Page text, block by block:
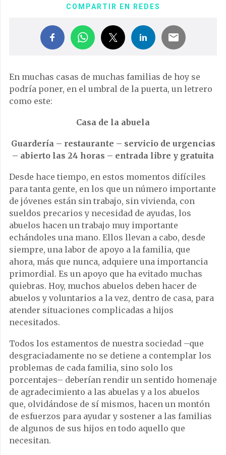
COMPARTIR EN REDES
En muchas casas de muchas familias de hoy se
podría poner, en el umbral de la puerta, un letrero
como este:
Casa de la abuela
Guardería – restaurante – servicio de urgencias
– abierto las 24 horas – entrada libre y gratuita
Desde hace tiempo, en estos momentos difíciles
para tanta gente, en los que un número importante
de jóvenes están sin trabajo, sin vivienda, con
sueldos precarios y necesidad de ayudas, los
abuelos hacen un trabajo muy importante
echándoles una mano. Ellos llevan a cabo, desde
siempre, una labor de apoyo a la familia, que
ahora, más que nunca, adquiere una importancia
primordial. Es un apoyo que ha evitado muchas
quiebras. Hoy, muchos abuelos deben hacer de
abuelos y voluntarios a la vez, dentro de casa, para
atender situaciones complicadas a hijos
necesitados.
Todos los estamentos de nuestra sociedad –que
desgraciadamente no se detiene a contemplar los
problemas de cada familia, sino solo los
porcentajes– deberían rendir un sentido homenaje
de agradecimiento a las abuelas y a los abuelos
que, olvidándose de sí mismos, hacen un montón
de esfuerzos para ayudar y sostener a las familias
de algunos de sus hijos en todo aquello que
necesitan.